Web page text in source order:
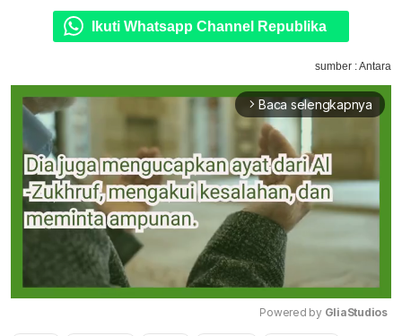
Ikuti Whatsapp Channel Republika
sumber : Antara
arrow_forward_ios Baca selengkapnya
Powered by GliaStudios